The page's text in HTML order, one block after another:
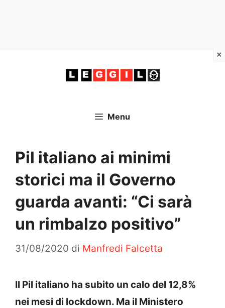
Menu
Pil italiano ai minimi
storici ma il Governo
guarda avanti: “Ci sarà
un rimbalzo positivo”
31/08/2020 di Manfredi Falcetta
Il Pil italiano ha subito un calo del 12,8%
nei mesi di lockdown. Ma il Ministero